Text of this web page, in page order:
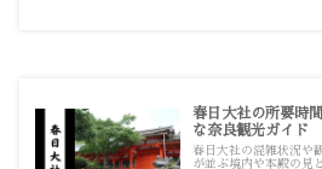
春日大社の所要時
な奈良観光ガイド
春日大社の混雑状況や
が並ぶ境内や本殿の見